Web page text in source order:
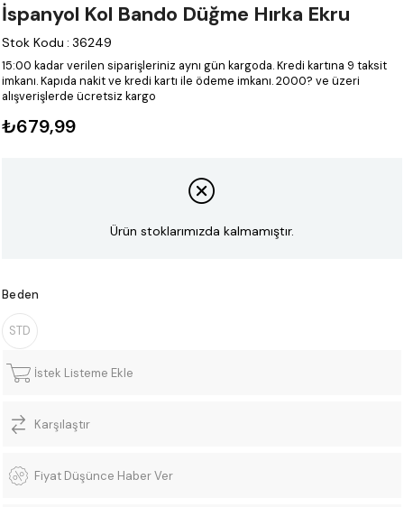
İspanyol Kol Bando Düğme Hırka Ekru
Stok Kodu : 36249
15:00 kadar verilen siparişleriniz aynı gün kargoda.Kredi kartına 9 taksit
imkanı.Kapıda nakit ve kredi kartı ile ödeme imkanı.2000? ve üzeri
alışverişlerde ücretsiz kargo
₺679,99
Ürün stoklarımızda kalmamıştır.
Beden
STD
İstek Listeme Ekle
Karşılaştır
Fiyat Düşünce Haber Ver